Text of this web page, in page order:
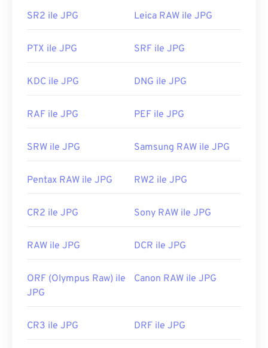
açmak için belirli bir uygulama seçmek üzere sağ
seçin.
tarayıcılarında,
Microsoft Photos gibi Microsoft
uygulamalarında otomatik olarak açılır. JPEG
İlk Yayınlanma Tarihi:
18 Eylül 1992
Görüntülerden renk seçmek içinRenk Seçicimizi
SR2 ile JPG Leica RAW ile JPG
PTX ile JPG SRF ile JPG
KDC ile JPG DNG ile JPG
RAF ile JPG PEF ile JPG
SRW ile JPG Samsung RAW ile JPG
Pentax RAW ile JPG RW2 ile JPG
CR2 ile JPG Sony RAW ile JPG
RAW ile JPG DCR ile JPG
ORF (Olympus Raw) ile
JPG
Canon RAW ile JPG
CR3 ile JPG DRF ile JPG